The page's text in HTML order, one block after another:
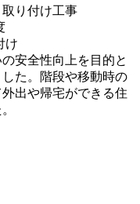
り付け工事
け
安全性向上を目的と
た。階段や移動時の
出や帰宅ができる住